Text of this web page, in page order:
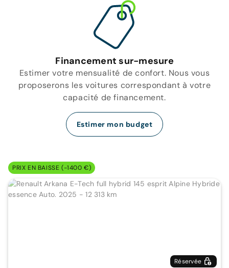
Financement sur-mesure
Estimer votre mensualité de confort. Nous vous
proposerons les voitures correspondant à votre
capacité de financement.
Estimer mon budget
PRIX EN BAISSE (-1400 €)
Réservée